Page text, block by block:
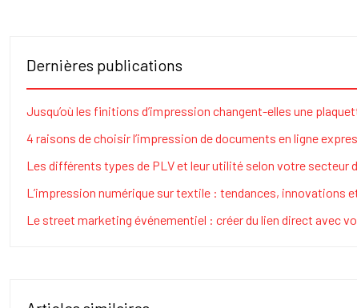
Dernières publications
Jusqu’où les finitions d’impression changent-elles une
4 raisons de choisir l’impression de documents en ligne
Les différents types de PLV et leur utilité selon votre secteur
L’impression numérique sur textile : tendances, innovations
Le street marketing événementiel : créer du lien direct avec